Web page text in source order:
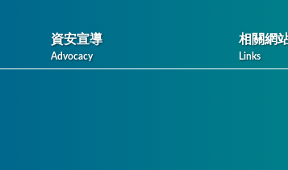
資安宣導
Advocacy
相關網
Links